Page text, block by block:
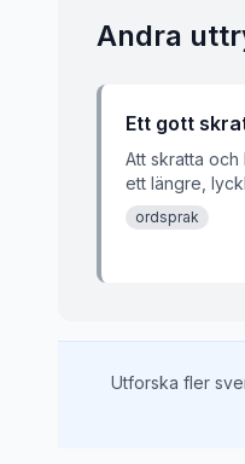
Andra
Ett gott
Att skratta och
ett längre,
ordsprak
Utforska fler